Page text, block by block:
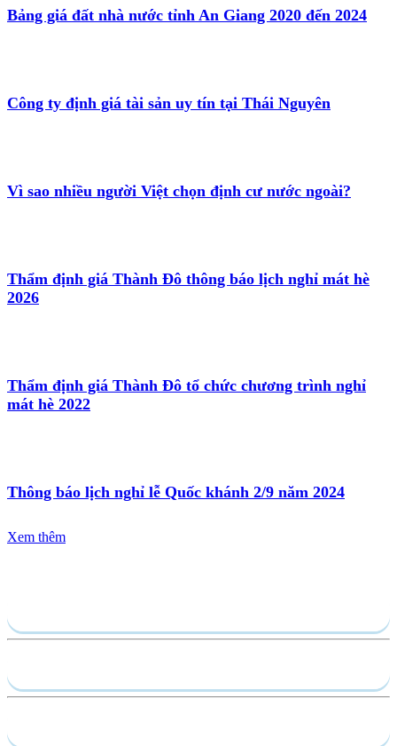
Bảng giá đất nhà nước tỉnh An Giang 2020 đến 2024
Công ty định giá tài sản uy tín tại Thái Nguyên
Vì sao nhiều người Việt chọn định cư nước ngoài?
Thẩm định giá Thành Đô thông báo lịch nghỉ mát hè
2026
Thẩm định giá Thành Đô tổ chức chương trình nghỉ
mát hè 2022
Thông báo lịch nghỉ lễ Quốc khánh 2/9 năm 2024
Xem thêm